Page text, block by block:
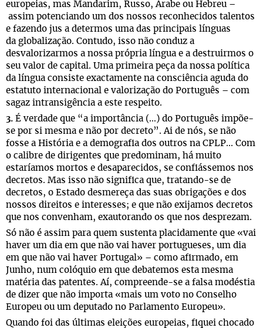
europeias, mas Mandarim, Russo, Árabe ou Hebreu –
assim potenciando um dos nossos reconhecidos talentos
e fazendo jus a determos uma das principais línguas
da globalização. Contudo, isso não conduz a
desvalorizarmos a nossa própria língua e a destruirmos o
seu valor de capital. Uma primeira peça da nossa política
da língua consiste exactamente na consciência aguda do
estatuto internacional e valorização do Português – com
sagaz intransigência a este respeito.
3. É verdade que “a importância (…) do Português impõe-
se por si mesma e não por decreto”. Ai de nós, se não
fosse a História e a demografia dos outros na CPLP... Com
o calibre de dirigentes que predominam, há muito
estaríamos mortos e desaparecidos, se confiássemos nos
decretos. Mas isso não significa que, tratando-se de
decretos, o Estado desmereça das suas obrigações e dos
nossos direitos e interesses; e que não exijamos decretos
que nos convenham, exautorando os que nos desprezam.
Só não é assim para quem sustenta placidamente que «vai
haver um dia em que não vai haver portugueses, um dia
em que não vai haver Portugal» – como afirmado, em
Junho, num colóquio em que debatemos esta mesma
matéria das patentes. Aí, compreende-se a falsa modéstia
de dizer que não importa «mais um voto no Conselho
Europeu ou um deputado no Parlamento Europeu».
Quando foi das últimas eleições europeias, fiquei chocado